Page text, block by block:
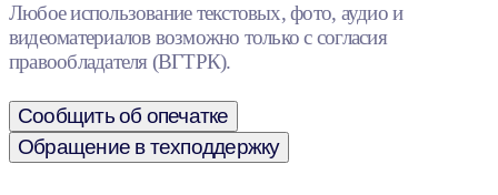
Любое использование текстовых, фото, аудио и
видеоматериалов возможно только с согласия
правообладателя (ВГТРК).
Сообщить об опечатке
Обращение в техподдержку